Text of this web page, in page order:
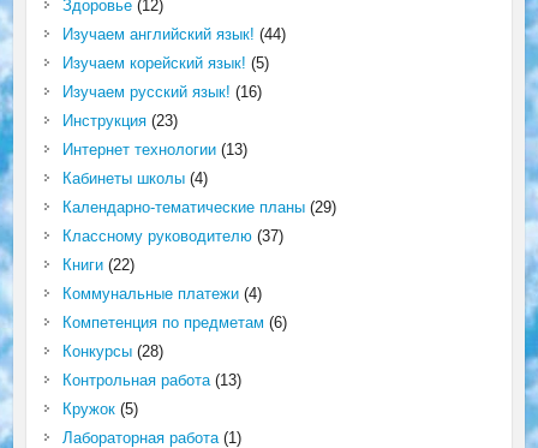
Здоровье(12)
Изучаем английский язык! (44)
Изучаем корейский язык! (5)
Изучаем русский язык! (16)
Инструкция(23)
Интернет технологии(13)
Кабинеты школы(4)
Календарно-тематические планы(29)
Классному руководителю(37)
Книги(22)
Коммунальные платежи(4)
Компетенция по предметам (6)
Конкурсы(28)
Контрольная работа(13)
Кружок(5)
Лабораторная работа(1)